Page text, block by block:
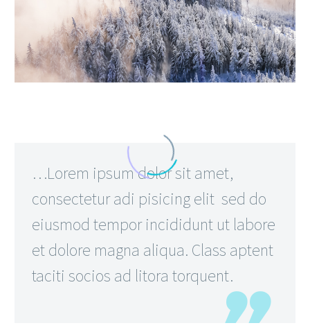
…Lorem ipsum dolor sit amet,
consectetur adi pisicing elit sed do
eiusmod tempor incididunt ut labore
et dolore magna aliqua. Class aptent
taciti socios ad litora torquent.